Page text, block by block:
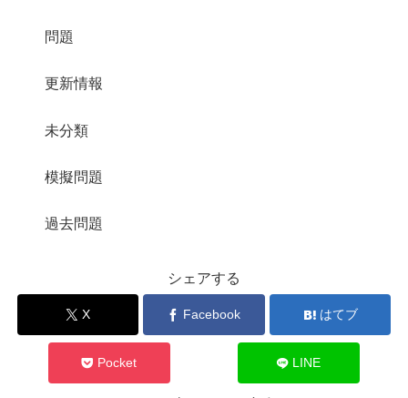
問題
更新情報
未分類
模擬問題
過去問題
シェアする
X Facebook はてブ
Pocket LINE